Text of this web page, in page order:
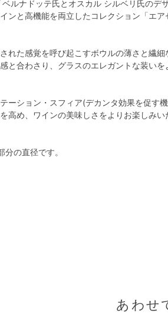
ルナドッテ氏とオスカル シルベリ氏のデ
ンと高機能を両立したコレクション「エア
れた感覚を呼び起こすボウルの薄さと繊
と合わさり、グラスのエレガントな装いを
ーション・スフィア(デカンタ効果を促す
高め、ワインの美味しさをよりお楽しみい
の直径です。
あわせ